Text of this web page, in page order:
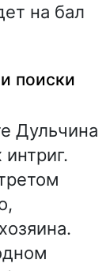
на бал
поиски
Дульчина